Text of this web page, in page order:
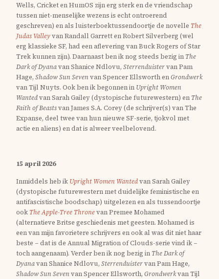
Wells, Cricket en HumOS zijn erg sterk en de vriendschap
tussen niet-menselijke wezens is echt ontroerend
geschreven) en als luisterboektussendoortje de novelle The
Judas Valleyvan Randall Garrett en Robert Silverberg (wel
erg klassieke SF, had een aflevering van Buck Rogers of Star
Trek kunnen zijn). Daarnaast ben ik nog steeds bezig in The
Dark of Dyanavan Shanice Ndlovu, Sterrenduistervan Pam
Hage, Shadow Sun Sevenvan Spencer Ellsworth enGrondwerk
van Tijl Nuyts. Ook ben ik begonnen in Upright Women
Wantedvan Sarah Gailey (dystopische futurewestern) en The
Faith of Beastsvan James S.A. Corey (de schrijver(s) van The
Expanse, deel twee van hun nieuwe SF-serie, tjokvol met
actie en aliens) en dat is alweer veelbelovend.
15 april 2026
Inmiddels heb ik Upright Women Wantedvan Sarah Gailey
(dystopische futurewestern met duidelijke feministische en
antifascistische boodschap) uitgelezen en als tussendoortje
ook The Apple-Tree Thronevan Premee Mohamed
(alternatieve Britse geschiedenis met geesten. Mohamed is
een van mijn favorietere schrijvers en ook al was dit niet haar
beste – dat is de Annual Migration of Clouds-serie vind ik –
toch aangenaam). Verder ben ik nog bezig in The Dark of
Dyanavan Shanice Ndlovu, Sterrenduistervan Pam Hage,
Shadow Sun Sevenvan Spencer Ellsworth, Grondwerkvan Tijl